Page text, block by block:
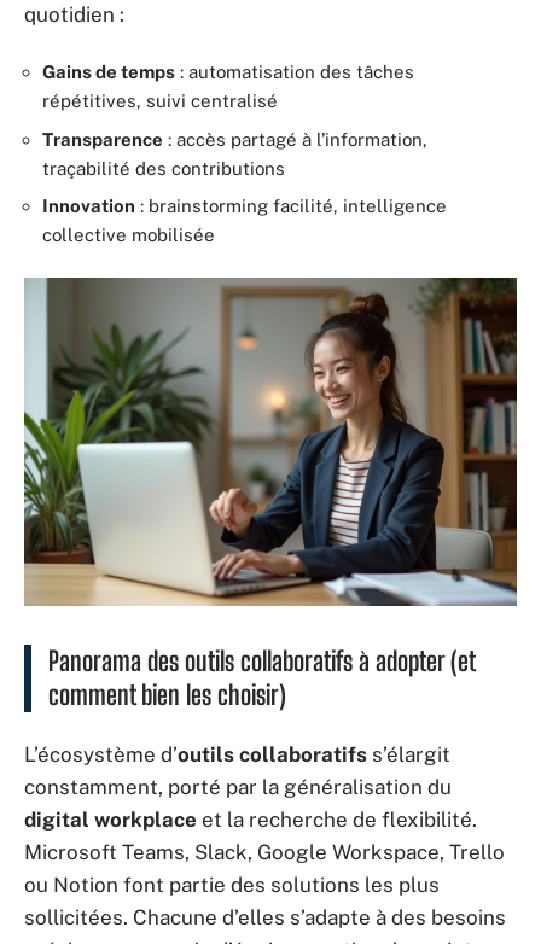
quotidien :
Gains de temps : automatisation des tâches
répétitives, suivi centralisé
Transparence : accès partagé à l’information,
traçabilité des contributions
Innovation : brainstorming facilité, intelligence
collective mobilisée
Panorama des outils collaboratifs à adopter (et
comment bien les choisir)
L’écosystème d’outils collaboratifs s’élargit
constamment, porté par la généralisation du
digital workplace et la recherche de flexibilité.
Microsoft Teams, Slack, Google Workspace, Trello
ou Notion font partie des solutions les plus
sollicitées. Chacune d’elles s’adapte à des besoins